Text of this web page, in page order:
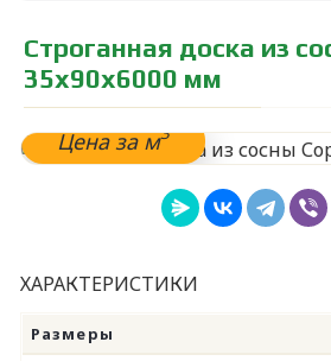
Строганная доска из
35x90x6000 мм
Цена за м3
ХАРАКТЕРИСТИКИ
Размеры